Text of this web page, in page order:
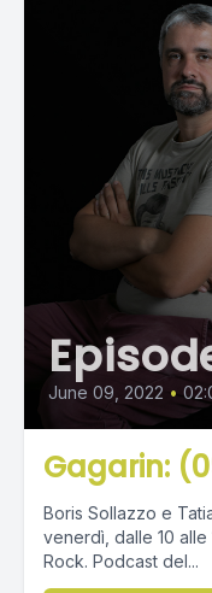
June 09, 2022 •
Gagarin:
Boris Sollazzo e
venerdì, dalle 10 alle
Rock. Podcast del...